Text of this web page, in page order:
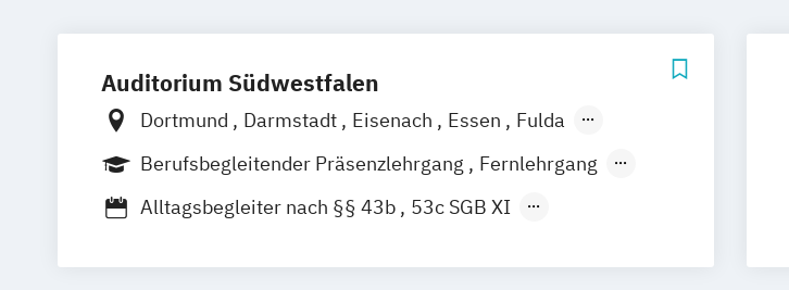
Auditorium Südwestfalen
Dortmund Darmstadt Eisenach Essen
Fulda
Gießen
Hamburg Hannover Kassel Koblenz
Mannheim
Trier
Berufsbegleitender Präsenzlehrgang
Fernlehrgang
Vollzeit
Alltagsbegleiter nach §§ 43b
53c SGB XI
Fachexperte für Palliative Care